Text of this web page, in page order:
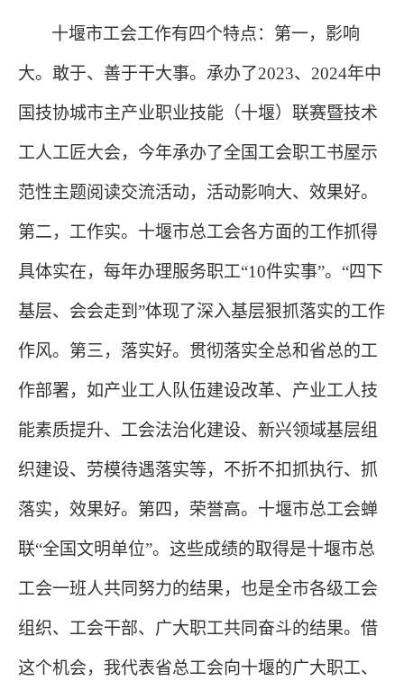
十堰市工会工作有四个特点：第一，影响
大。敢于、善于干大事。承办了2023、2024年中
国技协城市主产业职业技能（十堰）联赛暨技术
工人工匠大会，今年承办了全国工会职工书屋示
范性主题阅读交流活动，活动影响大、效果好。
第二，工作实。十堰市总工会各方面的工作抓得
具体实在，每年办理服务职工“10件实事”。“四下
基层、会会走到”体现了深入基层狠抓落实的工作
作风。第三，落实好。贯彻落实全总和省总的工
作部署，如产业工人队伍建设改革、产业工人技
能素质提升、工会法治化建设、新兴领域基层组
织建设、劳模待遇落实等，不折不扣抓执行、抓
落实，效果好。第四，荣誉高。十堰市总工会蝉
联“全国文明单位”。这些成绩的取得是十堰市总
工会一班人共同努力的结果，也是全市各级工会
组织、工会干部、广大职工共同奋斗的结果。借
这个机会，我代表省总工会向十堰的广大职工、